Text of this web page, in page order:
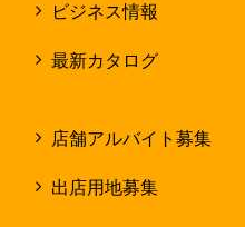
ビジネス情報
最新カタログ
店舗アルバイト募集
出店用地募集